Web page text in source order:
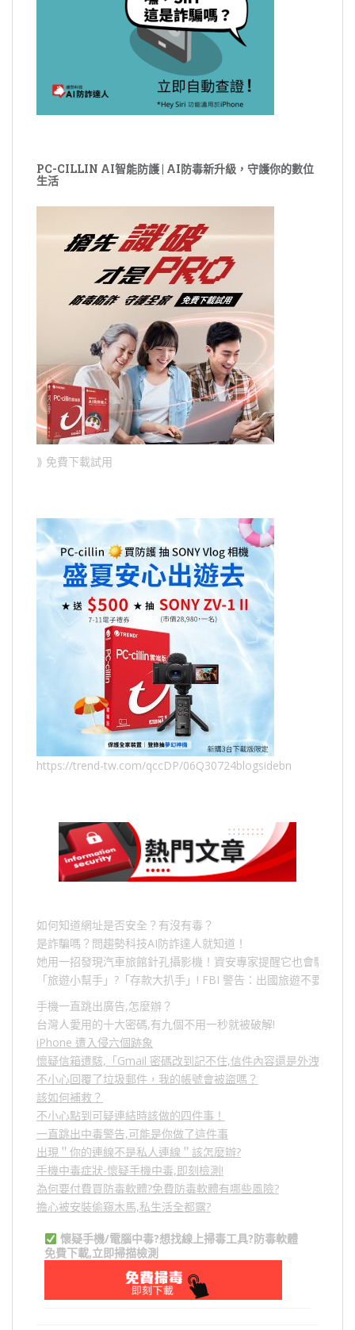
PC-CILLIN AI智能防護 | AI防毒新升級，守護你的數位
生活
⟫ 免費下載試用
https://trend-tw.com/qccDP/06Q30724blogsidebn
如何知道網址是否安全？有沒有毒？
是詐騙嗎？問趨勢科技AI防詐達人就知道！
她用一招發現汽車旅館針孔攝影機！資安專家提醒它也會駭人成
「旅遊小幫手」 ? 「存款大扒手」 ! FBI 警告：出國旅遊不要做的
手機一直跳出廣告,怎麼辦？
台灣人愛用的十大密碼,有九個不用一秒就被破解!
iPhone 遭入侵六個跡象
懷疑信箱遭駭,「Gmail 密碼改到記不住,信件內容還是外洩？」,
不小心回覆了垃圾郵件，我的帳號會被盜嗎？
該如何補救？
不小心點到可疑連結時該做的四件事！
一直跳出中毒警告,可能是你做了這件事
出現＂你的連線不是私人連線＂該怎麼辦?
手機中毒症狀-懷疑手機中毒,即刻檢測!
為何要付費買防毒軟體?免費防毒軟體有哪些風險?
擔心被安裝偷窺木馬,私生活全都露?
懷疑手機/電腦中毒?想找線上掃毒工具?防毒軟體
免費下載,立即掃描檢測